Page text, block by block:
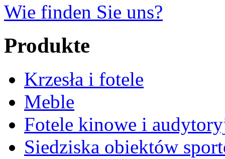
Wie finden Sie uns?
Produkte
Krzesła i fotele
Meble
Fotele kinowe i
Siedziska obiektów